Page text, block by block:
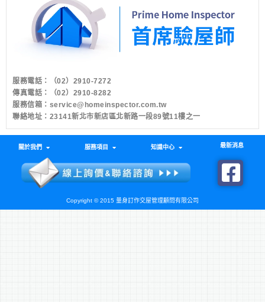
服務電話：
（02）2910-7272
傳真電話：（02）2910-8282
服務信箱： service@homeinspector.com.tw
聯絡地址：23141新北市新店區北新路一段89號11樓之一
關於我們 服務項目 知識中心 最新消息
Copyright © 2015 量身訂作交屋管理顧問有限公司